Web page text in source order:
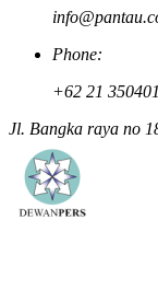
Phone:
+62 21
Jl. Bangka raya no